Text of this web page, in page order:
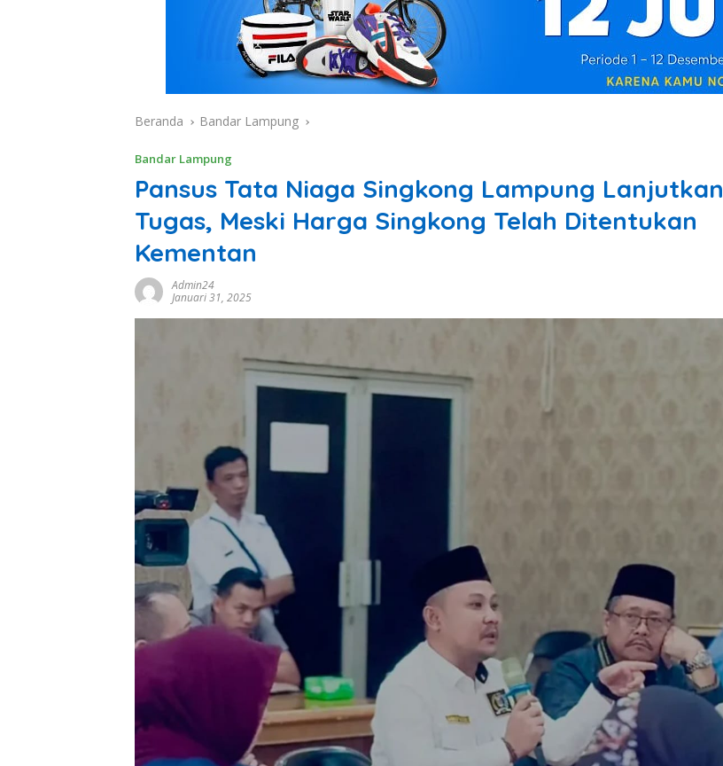
Beranda Bandar Lampung
Bandar Lampung
Pansus Tata Niaga Singkong Lampung Lanjutkan
Tugas, Meski Harga Singkong Telah Ditentukan
Kementan
Admin24
Januari 31, 2025